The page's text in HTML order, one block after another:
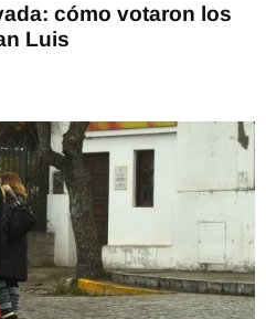
cómo votaron los
Luis